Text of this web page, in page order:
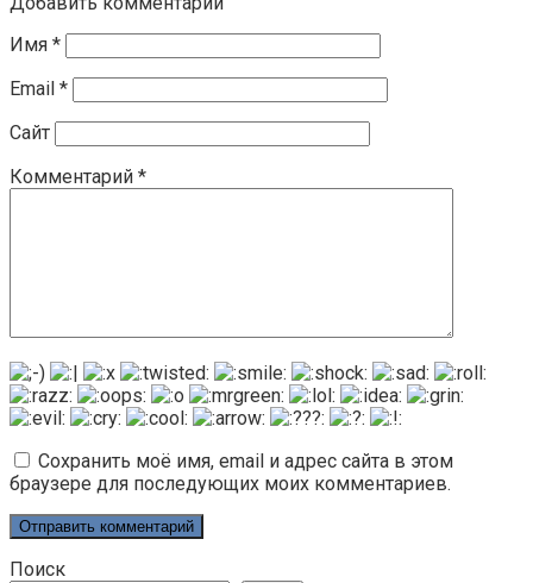
Имя *
Email *
Сайт
Комментарий *
Сохранить моё имя, email и адрес сайта в этом
браузере для последующих моих комментариев.
Поиск